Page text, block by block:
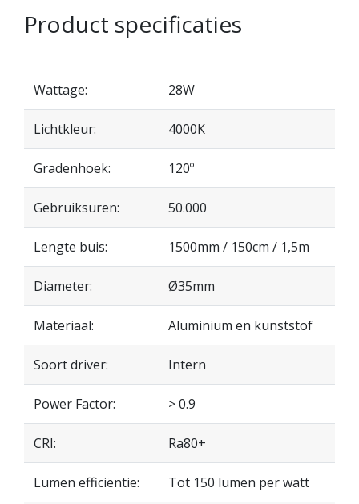
Product specificaties
Wattage: 28W
Lichtkleur: 4000K
Gradenhoek: 120º
Gebruiksuren: 50.000
Lengte buis: 1500mm / 150cm / 1,5m
Diameter: Ø35mm
Materiaal: Aluminium en kunststof
Soort driver: Intern
Power Factor: > 0.9
CRI: Ra80+
Lumen efficiëntie: Tot 150 lumen per watt